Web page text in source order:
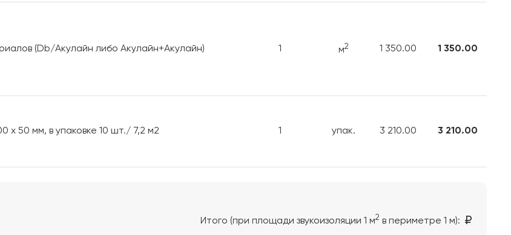
(Db/Акулайн либо Акулайн+Акулайн) 1 м2 1 350.00 1 350.00
х 50 мм, в упаковке 10 шт./ 7,2 м2 1 упак. 3 210.00 3 210.00
Итого (при площади звукоизоляции 1 м2 в периметре 1 м):